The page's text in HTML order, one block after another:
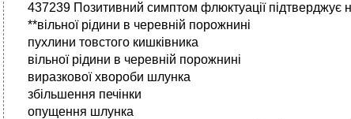
437239 Позитивний симптом флюктуації підтверджує
**вільної рідини в черевній порожнині
пухлини товстого кишківника
вільної рідини в черевній порожнині
виразкової хвороби шлунка
збільшення печінки
опущення шлунка